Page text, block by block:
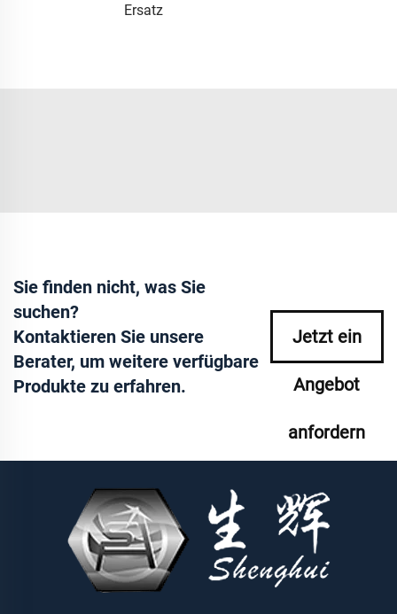
Ersatz
Sie finden nicht, was Sie
suchen?
Kontaktieren Sie unsere
Berater, um weitere verfügbare
Produkte zu erfahren.
Jetzt ein
Angebot
anfordern